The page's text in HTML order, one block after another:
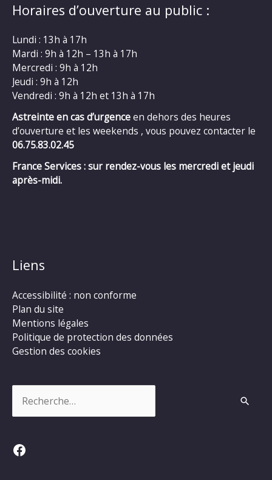
Horaires d’ouverture au public :
Lundi : 13h à 17h
Mardi : 9h à 12h – 13h à 17h
Mercredi : 9h à 12h
Jeudi : 9h à 12h
Vendredi : 9h à 12h et 13h à 17h
Astreinte en cas d’urgenceen dehors des heures
d’ouverture et les weekends , vous pouvez contacter le
06.75.83.02.45
France Services : sur rendez-vous les mercredi et jeudi
après-midi.
Liens
Accessibilité : non conforme
Plan du site
Mentions légales
Politique de protection des données
Gestion des cookies
Facebook